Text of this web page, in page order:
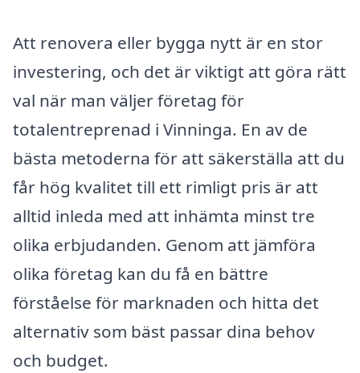
Att renovera eller bygga nytt är en stor
investering, och det är viktigt att göra rätt
val när man väljer företag för
totalentreprenad i Vinninga. En av de
bästa metoderna för att säkerställa att du
får hög kvalitet till ett rimligt pris är att
alltid inleda med att inhämta minst tre
olika erbjudanden. Genom att jämföra
olika företag kan du få en bättre
förståelse för marknaden och hitta det
alternativ som bäst passar dina behov
och budget.